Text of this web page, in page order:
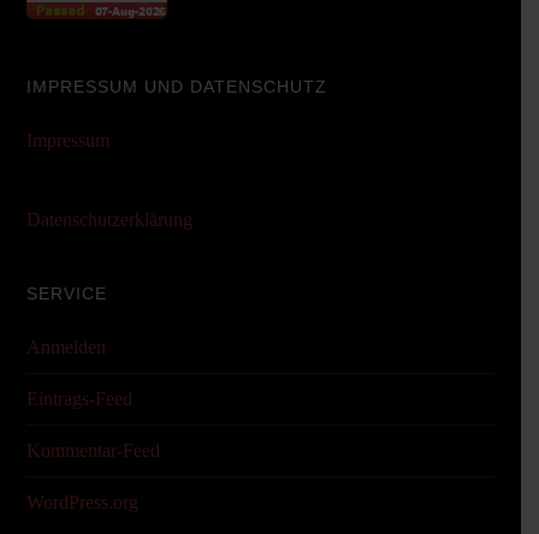
IMPRESSUM UND DATENSCHUTZ
Impressum
Datenschutzerklärung
SERVICE
Anmelden
Eintrags-Feed
Kommentar-Feed
WordPress.org